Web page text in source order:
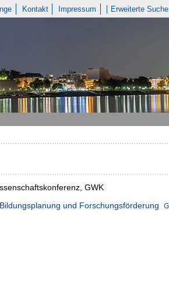
Kontakt Impressum Erweiterte Suche
GWK
und Forschungsförderung